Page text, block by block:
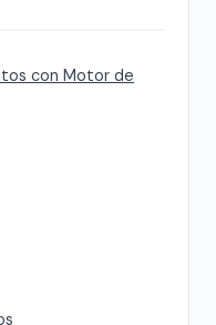
con Motor de